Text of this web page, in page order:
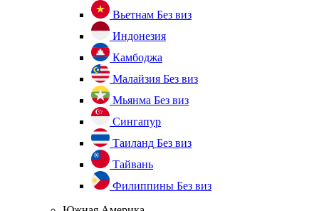
Вьетнам Без виз
Индонезия
Камбоджа
Малайзия Без виз
Мьянма Без виз
Сингапур
Таиланд Без виз
Тайвань
Филиппины Без виз